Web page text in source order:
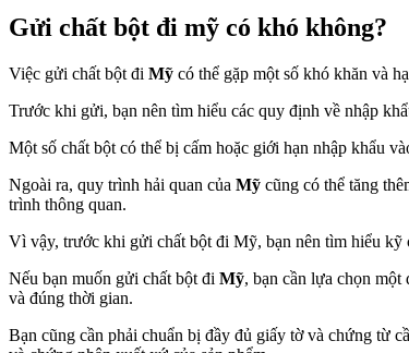
Gửi chất bột đi mỹ có khó không?
Việc gửi chất bột đi Mỹ có thể gặp một số khó khăn và
Trước khi gửi, bạn nên tìm hiểu các quy định về nhập
Một số chất bột có thể bị cấm hoặc giới hạn nhập khẩu
Ngoài ra, quy trình hải quan của Mỹ cũng có thể tăng
trình thông quan.
Vì vậy, trước khi gửi chất bột đi Mỹ, bạn nên tìm hiểu kỹ
Nếu bạn muốn gửi chất bột đi Mỹ, bạn cần lựa chọn một
và đúng thời gian.
Bạn cũng cần phải chuẩn bị đầy đủ giấy tờ và chứng từ